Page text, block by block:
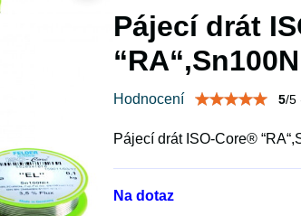
Pájecí drát
Hodnocení 5/5
Pájecí drát ISO-Core®
Na dotaz